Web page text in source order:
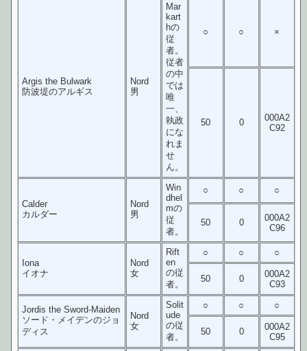
Argis the Bulwark
防波堤のアルギス
Nord
男
Mar
kart
hの
従
者。
従者
の中
では
唯
一、
執政
にな
れま
せ
ん。
○ ○ ×
50 0
000A2
C92
Calder
カルダー
Nord
男
Win
dhel
mの
従
者。
○ ○ ○
50 0
000A2
C96
Iona
イオナ
Nord
女
Rift
en
の従
者。
○ ○ ○
50 0
000A2
C93
Jordis the Sword-Maiden
ソード・メイデンのジョ
ディス
Nord
女
Solit
ude
の従
者。
○ ○ ○
50 0
000A2
C95